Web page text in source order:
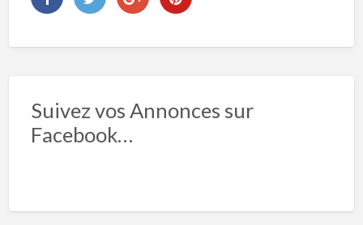
Suivez vos Annonces sur
Facebook…